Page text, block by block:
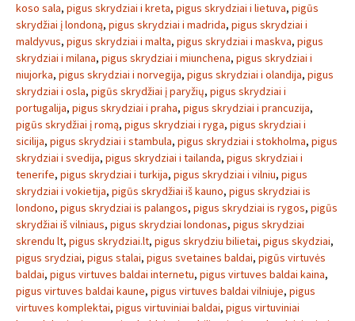
koso sala, pigus skrydziai i kreta, pigus skrydziai i lietuva, pigūs
skrydžiai į londoną, pigus skrydziai i madrida, pigus skrydziai i
maldyvus, pigus skrydziai i malta, pigus skrydziai i maskva, pigus
skrydziai i milana, pigus skrydziai i miunchena, pigus skrydziai i
niujorka, pigus skrydziai i norvegija, pigus skrydziai i olandija, pigus
skrydziai i osla, pigūs skrydžiai į paryžių, pigus skrydziai i
portugalija, pigus skrydziai i praha, pigus skrydziai i prancuzija,
pigūs skrydžiai į romą, pigus skrydziai i ryga, pigus skrydziai i
sicilija, pigus skrydziai i stambula, pigus skrydziai i stokholma, pigus
skrydziai i svedija, pigus skrydziai i tailanda, pigus skrydziai i
tenerife, pigus skrydziai i turkija, pigus skrydziai i vilniu, pigus
skrydziai i vokietija, pigūs skrydžiai iš kauno, pigus skrydziai is
londono, pigus skrydziai is palangos, pigus skrydziai is rygos, pigūs
skrydžiai iš vilniaus, pigus skrydziai londonas, pigus skrydziai
skrendu lt, pigus skrydziai.lt, pigus skrydziu bilietai, pigus skydziai,
pigus srydziai, pigus stalai, pigus svetaines baldai, pigūs virtuvės
baldai, pigus virtuves baldai internetu, pigus virtuves baldai kaina,
pigus virtuves baldai kaune, pigus virtuves baldai vilniuje, pigus
virtuves komplektai, pigus virtuviniai baldai, pigus virtuviniai